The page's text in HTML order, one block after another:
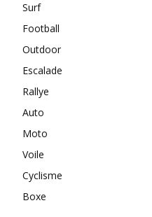
Surf
Football
Outdoor
Escalade
Rallye
Auto
Moto
Voile
Cyclisme
Boxe